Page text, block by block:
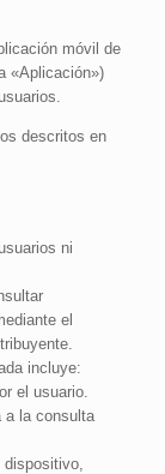
móvil de
«Aplicación»)
descritos en
ni
el
incluye:
el usuario.
a la consulta